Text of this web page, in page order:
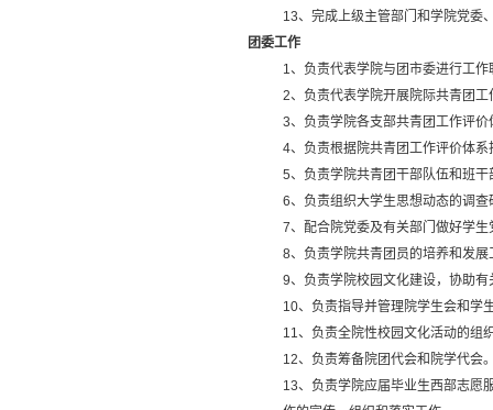
13、完成上级主管部门和学院党委
团委工作
1、负责代表学院与团市委进行工作
2、负责代表学院开展院际共青团工
3、负责学院各支部共青团工作评
4、负责根据院共青团工作评价体
5、负责学院共青团干部队伍和班
6、负责组织大学生思想动态的调
7、配合院党委及有关部门做好学
8、负责学院共青团员的培养和发展
9、负责学院校园文化建设，协助
10、负责指导并管理院学生会和学
11、负责全院性校园文化活动的组
12、负责筹备院团代会和院学代会
13、负责学院应届毕业生西部志愿